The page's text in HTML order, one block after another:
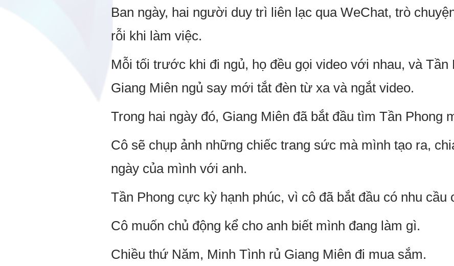
Ban ngày, hai người duy trì liên lạc qua WeChat, trò
rỗi khi làm việc.
Mỗi tối trước khi đi ngủ, họ đều gọi video với nhau, và Tần
Giang Miên ngủ say mới tắt đèn từ xa và ngắt video.
Trong hai ngày đó, Giang Miên đã bắt đầu tìm Tần Phong
Cô sẽ chụp ảnh những chiếc trang sức mà mình tạo ra,
ngày của mình với anh.
Tần Phong cực kỳ hạnh phúc, vì cô đã bắt đầu có nhu cầu
Cô muốn chủ động kể cho anh biết mình đang làm gì.
Chiều thứ Năm, Minh Tình rủ Giang Miên đi mua sắm.